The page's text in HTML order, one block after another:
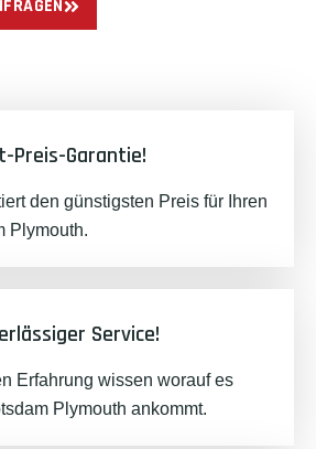
Preis-Garantie!
den günstigsten Preis für Ihren
Plymouth.
Service!
Erfahrung wissen worauf es
Plymouth ankommt.